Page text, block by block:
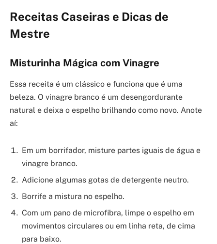
Receitas Caseiras e Dicas de
Mestre
Misturinha Mágica com Vinagre
Essa receita é um clássico e funciona que é uma
beleza. O vinagre branco é um desengordurante
natural e deixa o espelho brilhando como novo. Anote
aí:
Em um borrifador, misture partes iguais de água e
vinagre branco.
Adicione algumas gotas de detergente neutro.
Borrife a mistura no espelho.
Com um pano de microfibra, limpe o espelho em
movimentos circulares ou em linha reta, de cima
para baixo.